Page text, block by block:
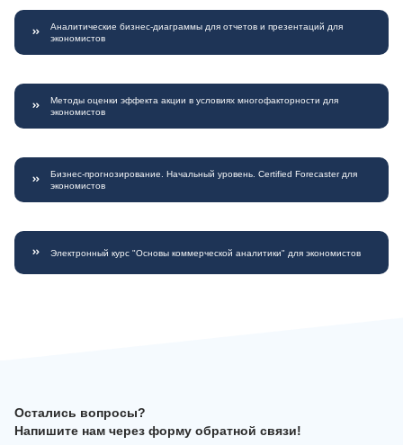
Аналитические бизнес-диаграммы для отчетов и презентаций для
экономистов
Методы оценки эффекта акции в условиях многофакторности для
экономистов
Бизнес-прогнозирование. Начальный уровень. Certified Forecaster для
экономистов
Электронный курс "Основы коммерческой аналитики" для экономистов
Остались вопросы?
Напишите нам через форму обратной связи!